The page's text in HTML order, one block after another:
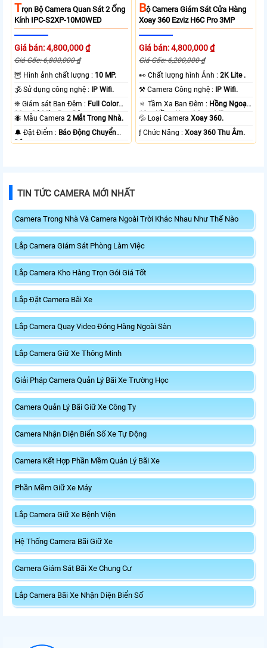
TRọn Bộ Camera Quan Sát 2 Ống
Kính IPC-S2XP-10M0WED
Giá bán: 4,800,000 ₫
Giá Gốc: 6,800,000 ₫
🦉 Hình ảnh chất lượng : 10 MP.
🕉️ Sử dụng công nghệ :
IP Wifi.
❈ Giám sát Ban Đêm : Full Color
20m Có Màu Ban Ðêm.
🐜 Mẫu Camera2 Mắt Trong Nhà.
️🔔 Đặt Điểm : Báo Động Chuyển
Động.
BỘ Camera Giám Sát Cửa Hàng
Xoay 360 Ezviz H6C Pro 3MP
Giá bán: 4,800,000 ₫
Giá Gốc: 6,200,000 ₫
️👀 Chất lượng hình Ảnh :2K Lite .
⚒ Camera Công nghệ :
IP Wifi.
🔅 Tầm Xa Ban Đêm : Hồng Ngoại
10m Hồng Ngoại Smart IR.
💦 Loại CameraXoay 360.
️ƒ Chức Năng :Xoay 360 Thu Âm.
TIN TỨC CAMERA MỚI NHẤT
Camera Trong Nhà Và Camera Ngoài Trời Khác Nhau Như Thế Nào
Lắp Camera Giám Sát Phòng Làm Việc
Lắp Camera Kho Hàng Trọn Gói Giá Tốt
Lắp Đặt Camera Bãi Xe
Lắp Camera Quay Video Đóng Hàng Ngoài Sàn
Lắp Camera Giữ Xe Thông Minh
Giải Pháp Camera Quản Lý Bãi Xe Trường Học
Camera Quản Lý Bãi Giữ Xe Công Ty
Camera Nhận Diện Biển Số Xe Tự Động
Camera Kết Hợp Phần Mềm Quản Lý Bãi Xe
Phần Mềm Giữ Xe Máy
Lắp Camera Giữ Xe Bệnh Viện
Hệ Thống Camera Bãi Giữ Xe
Camera Giám Sát Bãi Xe Chung Cư
Lắp Camera Bãi Xe Nhận Diện Biển Số